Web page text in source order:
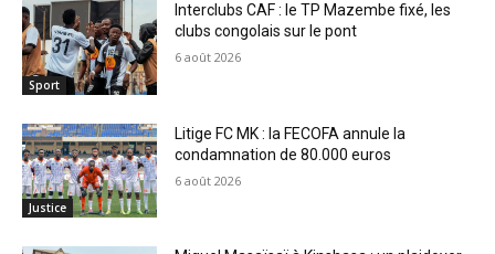
Sport
Interclubs CAF : le TP Mazembe fixé, les
clubs congolais sur le pont
6 août 2026
Justice
Litige FC MK : la FECOFA annule la
condamnation de 80.000 euros
6 août 2026